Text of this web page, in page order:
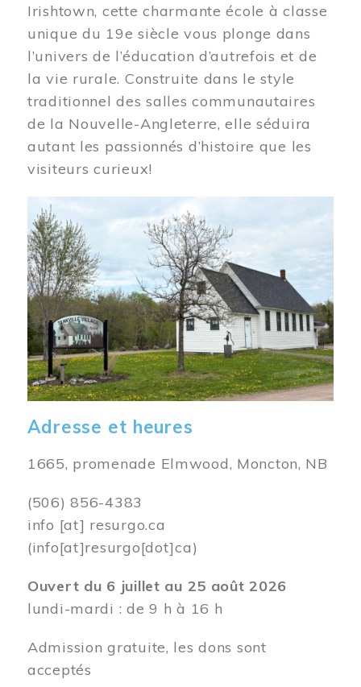
Irishtown, cette charmante école à classe
unique du 19e siècle vous plonge dans
l’univers de l’éducation d’autrefois et de
la vie rurale. Construite dans le style
traditionnel des salles communautaires
de la Nouvelle-Angleterre, elle séduira
autant les passionnés d’histoire que les
visiteurs curieux!
Image
Adresse et heures
1665, promenade Elmwood, Moncton, NB
(506) 856-4383
info [at] resurgo.ca
(info[at]resurgo[dot]ca)
Ouvert du 6 juillet au 25 août 2026
lundi-mardi : de 9 h à 16 h
Admission gratuite, les dons sont
acceptés